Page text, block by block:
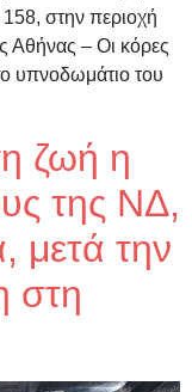
στην περιοχή
Αθήνας – Οι κόρες
υπνοδωμάτιο του
ζωή η
της ΝΔ,
μετά την
στη